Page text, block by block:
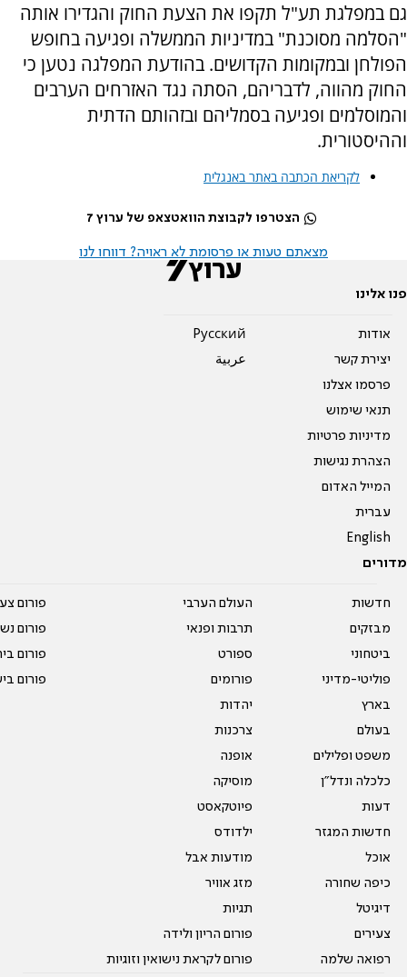
גם במפלגת תע"ל תקפו את הצעת החוק והגדירו אותה
"הסלמה מסוכנת" במדיניות הממשלה ופגיעה בחופש
הפולחן ובמקומות הקדושים. בהודעת המפלגה נטען כי
החוק מהווה, לדבריהם, הסתה נגד האזרחים הערבים
והמוסלמים ופגיעה בסמליהם ובזהותם הדתית
וההיסטורית.
לקריאת הכתבה באתר באנגלית
הצטרפו לקבוצת הוואטצאפ של ערוץ 7
מצאתם טעות או פרסומת לא ראויה? דווחו לנו
פנו אלינו
אודות
יצירת קשר
פרסמו אצלנו
תנאי שימוש
מדיניות פרטיות
הצהרת נגישות
המייל האדום
עברית
English
Pусский
عربية
מדורים
חדשות
מבזקים
ביטחוני
פוליטי-מדיני
בארץ
בעולם
משפט ופלילים
כלכלה ונדל"ן
דעות
חדשות המגזר
אוכל
כיפה שחורה
דיגיטל
צעירים
רפואה שלמה
העולם הערבי
תרבות ופנאי
ספורט
פורומים
יהדות
צרכנות
אופנה
מוסיקה
פיוטקאסט
ילדודס
מודעות אבל
מזג אוויר
תגיות
פורום הריון ולידה
פורום לקראת נישואין וזוגיות
פורום
פורום
פורום
פורום